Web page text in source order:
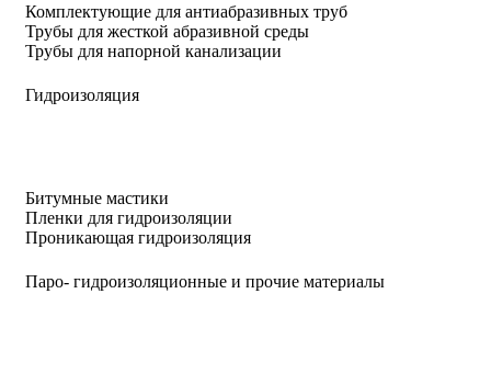
Комплектующие для антиабразивных труб
Трубы для жесткой абразивной среды
Трубы для напорной канализации
Гидроизоляция
Битумные мастики
Пленки для гидроизоляции
Проникающая гидроизоляция
Паро- гидроизоляционные и прочие материалы